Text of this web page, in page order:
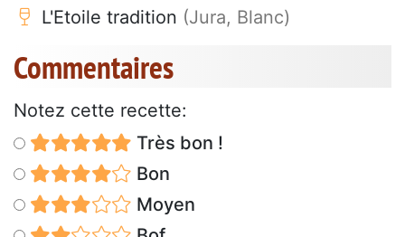
L'Etoile tradition (Jura, Blanc)
Commentaires
Notez cette recette:
Très bon !
Bon
Moyen